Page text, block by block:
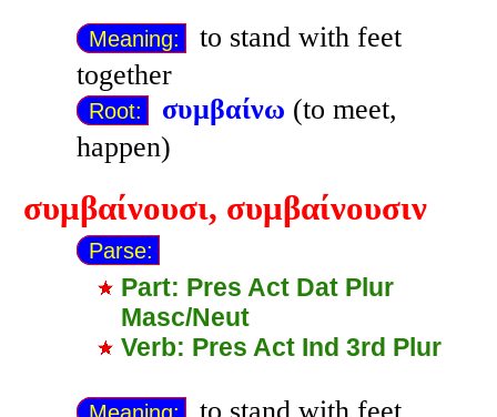
Meaning:
to stand with feet
together
Root: συμβαίνω (to meet,
happen)
συμβαίνουσι, συμβαίνουσιν
Parse:
Part: Pres Act Dat Plur
Masc/Neut
Verb: Pres Act Ind 3rd Plur